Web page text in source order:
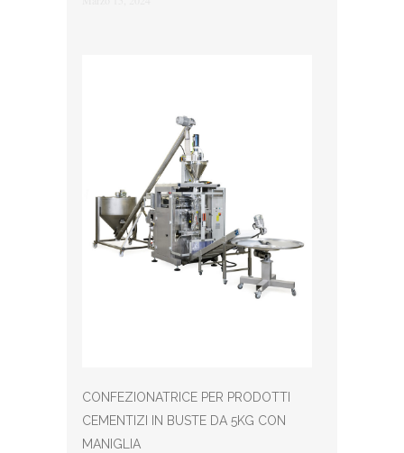
CONFEZIONATRICE PER PRODOTTI
CEMENTIZI IN BUSTE DA 5KG CON
MANIGLIA